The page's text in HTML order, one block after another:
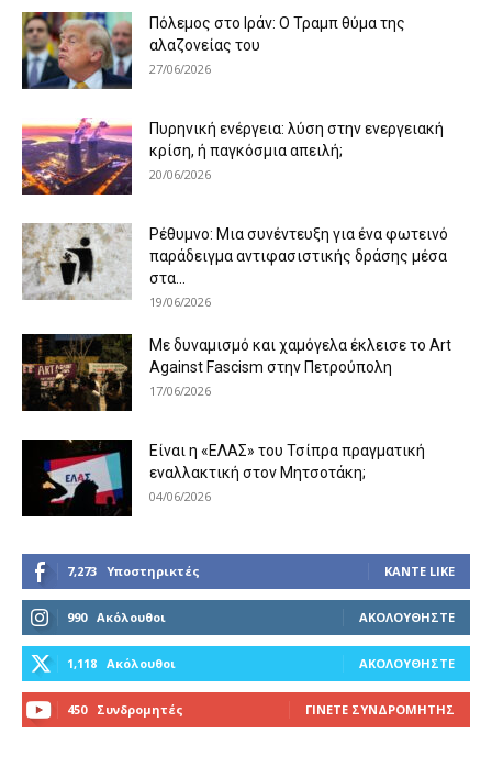
Πόλεμος στο Ιράν: Ο Τραμπ θύμα της
αλαζονείας του
27/06/2026
Πυρηνική ενέργεια: λύση στην ενεργειακή
κρίση, ή παγκόσμια απειλή;
20/06/2026
Ρέθυμνο: Μια συνέντευξη για ένα φωτεινό
παράδειγμα αντιφασιστικής δράσης μέσα
στα...
19/06/2026
Με δυναμισμό και χαμόγελα έκλεισε το Art
Against Fascism στην Πετρούπολη
17/06/2026
Είναι η «ΕΛΑΣ» του Τσίπρα πραγματική
εναλλακτική στον Μητσοτάκη;
04/06/2026
7,273 Υποστηρικτές ΚΆΝΤΕ LIKE
990 Ακόλουθοι ΑΚΟΛΟΥΘΉΣΤΕ
1,118 Ακόλουθοι ΑΚΟΛΟΥΘΉΣΤΕ
450 Συνδρομητές ΓΊΝΕΤΕ ΣΥΝΔΡΟΜΗΤΉΣ